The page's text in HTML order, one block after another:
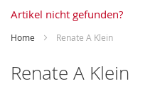
Artikel nicht gefunden?
Home Renate A Klein
Renate A Klein